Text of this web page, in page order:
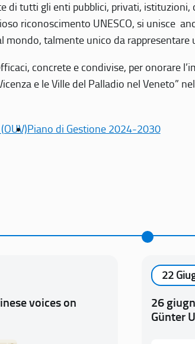
di tutti gli enti pubblici, privati,
riconoscimento UNESCO, si unisce
talmente unico da
concrete e condivise, per onorare
e le Ville del Palladio nel Veneto”
Piano di Gestione 2024-2030
voices on
22
26
Günter